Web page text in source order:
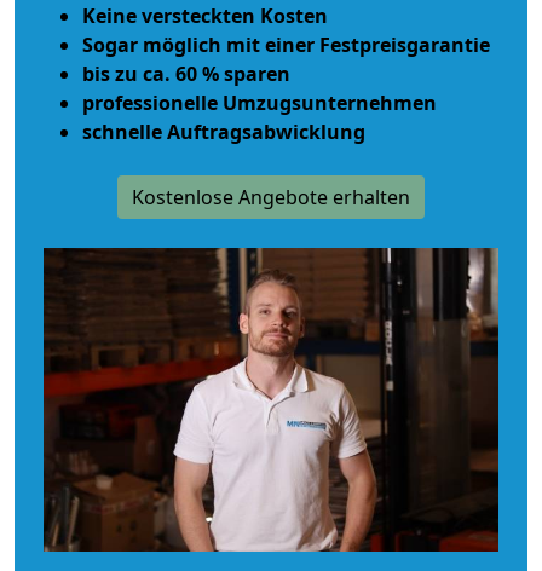
Keine versteckten Kosten
Sogar möglich mit einer Festpreisgarantie
bis zu ca. 60 % sparen
professionelle Umzugsunternehmen
schnelle Auftragsabwicklung
Kostenlose Angebote erhalten